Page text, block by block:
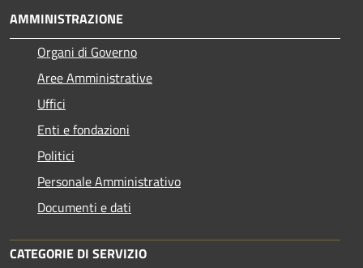
AMMINISTRAZIONE
Organi di Governo
Aree Amministrative
Uffici
Enti e fondazioni
Politici
Personale Amministrativo
Documenti e dati
CATEGORIE DI SERVIZIO